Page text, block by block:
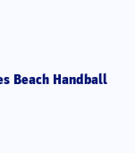
Beach Handball